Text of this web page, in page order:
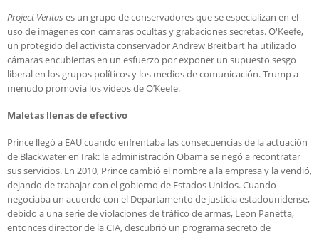
Project Veritas es un grupo de conservadores que se especializan en el
uso de imágenes con cámaras ocultas y grabaciones secretas. O'Keefe,
un protegido del activista conservador Andrew Breitbart ha utilizado
cámaras encubiertas en un esfuerzo por exponer un supuesto sesgo
liberal en los grupos políticos y los medios de comunicación. Trump a
menudo promovía los videos de O’Keefe.
Maletas llenas de efectivo
Prince llegó a EAU cuando enfrentaba las consecuencias de la actuación
de Blackwater en Irak: la administración Obama se negó a recontratar
sus servicios. En 2010, Prince cambió el nombre a la empresa y la vendió,
dejando de trabajar con el gobierno de Estados Unidos. Cuando
negociaba un acuerdo con el Departamento de justicia estadounidense,
debido a una serie de violaciones de tráfico de armas, Leon Panetta,
entonces director de la CIA, descubrió un programa secreto de